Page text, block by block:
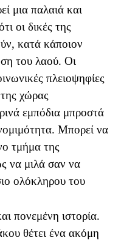
μια παλαιά και
οι δικές της
κατά κάποιον
του λαού. Οι
πλειοψηφίες
της χώρας
εμπόδια μπροστά
Μπορεί να
τμήμα της
να μιλά σαν να
ολόκληρου του
πονεμένη ιστορία.
θέτει ένα ακόμη